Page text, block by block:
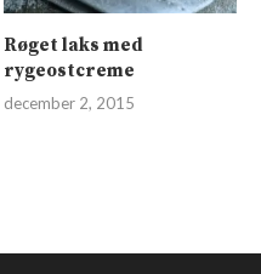
Røget laks med
rygeostcreme
december 2, 2015